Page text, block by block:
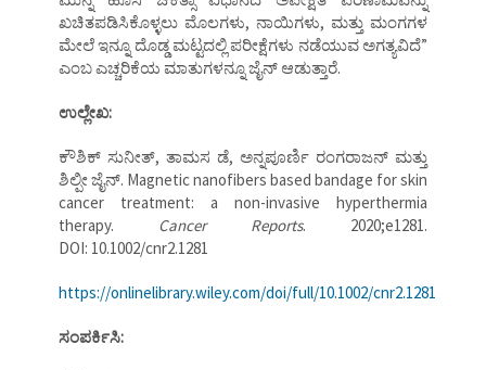
ಖಚಿತಪಡಿಸಿಕೊಳ್ಳಲು ಮೊಲಗಳು, ನಾಯಿಗಳು, ಮತ್ತು ಮಂಗಗಳ
ಮೇಲೆ ಇನ್ನೂ ದೊಡ್ಡ ಮಟ್ಟದಲ್ಲಿ ಪರೀಕ್ಷೆಗಳು ನಡೆಯುವ ಅಗತ್ಯವಿದೆ”
ಎಂಬ ಎಚ್ಚರಿಕೆಯ ಮಾತುಗಳನ್ನೂ ಜೈನ್ ಆಡುತ್ತಾರೆ.
ಉಲ್ಲೇಖ:
ಕೌಶಿಕ್ ಸುನೀತ್, ತಾಮಸ ಡೆ, ಅನ್ನಪೂರ್ಣಿ ರಂಗರಾಜನ್ ಮತ್ತು
ಶಿಲ್ಪೀ ಜೈನ್. Magnetic nanofibers based bandage for skin
cancer treatment: a non-invasive hyperthermia
therapy. Cancer Reports. 2020;e1281.
DOI: 10.1002/cnr2.1281
https://onlinelibrary.wiley.com/doi/full/10.1002/cnr2.1281
ಸಂಪರ್ಕಿಸಿ: